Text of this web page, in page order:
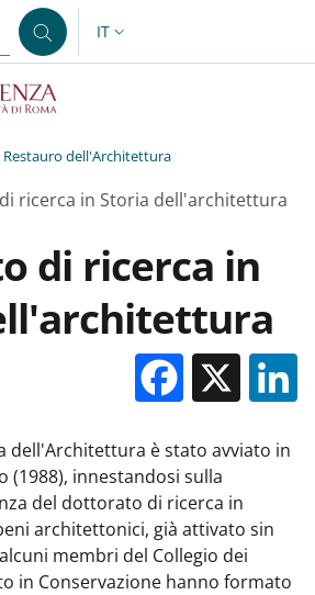
SELETTORE LINGUA:
IT
Restauro dell'Architettura
ricerca in Storia dell'architettura
di ricerca in
X
dell'Architettura è stato avviato in
(1988), innestandosi sulla
del dottorato di ricerca in
architettonici, già attivato sin
membri del Collegio dei
in Conservazione hanno formato